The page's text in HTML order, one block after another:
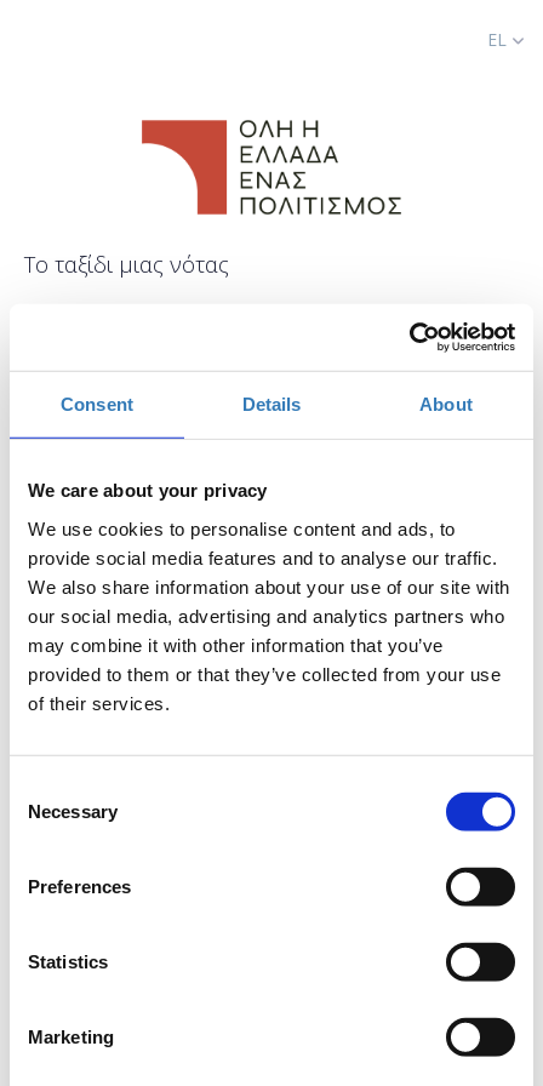
Consent Details About
We care about your privacy
We use cookies to personalise content and ads, to
provide social media features and to analyse our traffic.
We also share information about your use of our site with
our social media, advertising and analytics partners who
may combine it with other information that you’ve
provided to them or that they’ve collected from your use
of their services.
Selection
Necessary
Preferences
Statistics
Marketing
EL
Το ταξίδι μιας νότας
-
Κυριακή, 14 Ιουλίου 2024
Γενική Είσοδος | 13/07
Συναυλία στις 21:00
Η περίοδος εγγραφών έχει λήξει.
Γενική Είσοδος | 14/07
Συναυλία στις 21:00.
Η περίοδος εγγραφών έχει λήξει.
ΣΗΜΑΝΤΙΚΕΣ ΠΛΗΡΟΦΟΡΙΕΣ ΓΙΑ ΤΗΝ ΕΚΔΟΣΗ ΔΕΛΤΙΩΝ
Κάθε θεατής μπορεί να κρατήσει μέχρι τέσσερα (4)